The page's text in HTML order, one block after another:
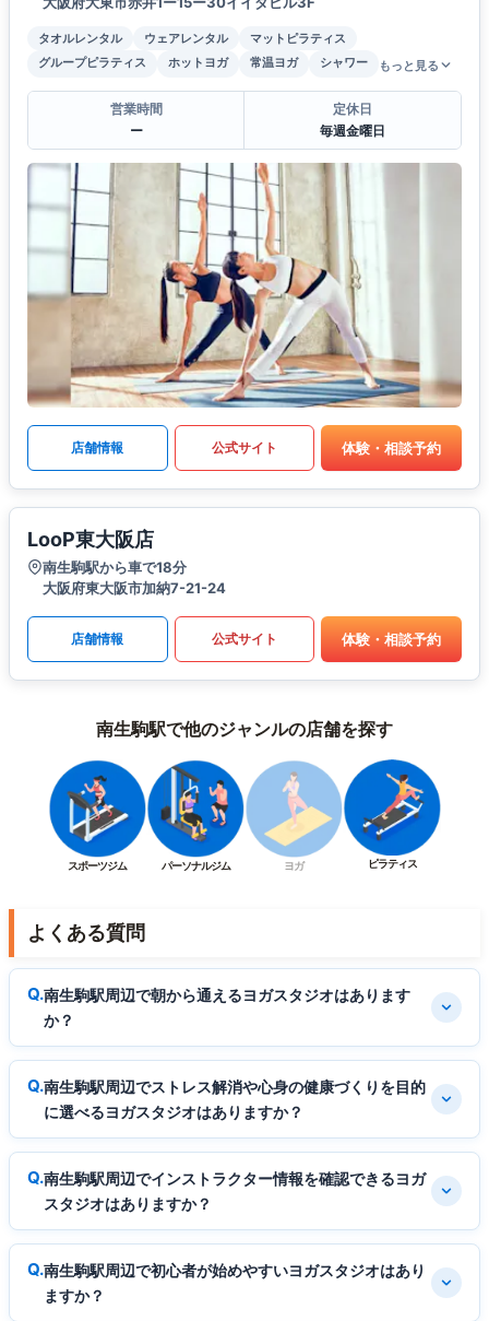
タオルレンタル ウェアレンタル
マットピラティス
グループピラティス
ホットヨガ 常温ヨガ シャワー もっと見る
営業時間
ー
定休日
毎週金曜日
店舗情報 公式サイト 体験・相談予約
LooP東大阪店
南生駒駅から車で18分
大阪府東大阪市加納7-21-24
店舗情報 公式サイト 体験・相談予約
南生駒駅で他のジャンルの店舗を探す
スポーツジム パーソナルジム ヨガ ピラティス
よくある質問
南生駒駅周辺で朝から通えるヨガスタジオはあります
か？
南生駒駅周辺でストレス解消や心身の健康づくりを目的
に選べるヨガスタジオはありますか？
南生駒駅周辺でインストラクター情報を確認できるヨガ
スタジオはありますか？
南生駒駅周辺で初心者が始めやすいヨガスタジオはあり
ますか？